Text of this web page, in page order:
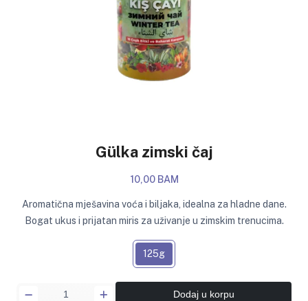
Gülka zimski čaj
10,00 BAM
Aromatična mješavina voća i biljaka, idealna za hladne dane.
Bogat ukus i prijatan miris za uživanje u zimskim trenucima.
125g
Dodaj u korpu